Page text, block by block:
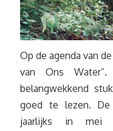
Op de agenda van
van Ons Water”.
belangwekkend
goed te lezen. De
jaarlijks in mei